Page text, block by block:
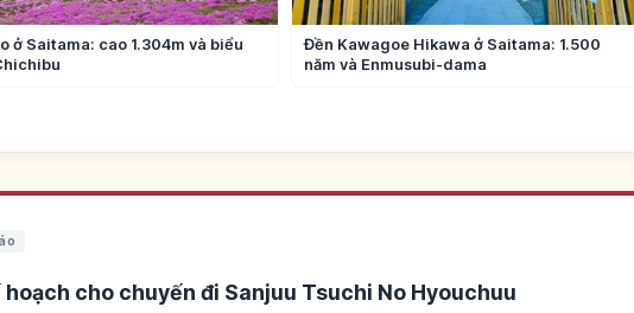
ở Saitama: cao 1.304m và biểu
Đền Kawagoe Hikawa ở Saitama: 1.500
năm và Enmusubi-dama
hoạch cho chuyến đi Sanjuu Tsuchi No Hyouchuu